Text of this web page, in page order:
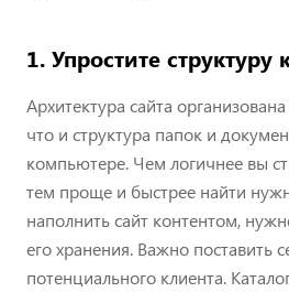
1. Упростите структуру
Архитектура сайта
что и структура папок и
компьютере. Чем логичнее вы
тем проще и быстрее найти
наполнить сайт контентом,
его хранения. Важно поставить
потенциального клиента.